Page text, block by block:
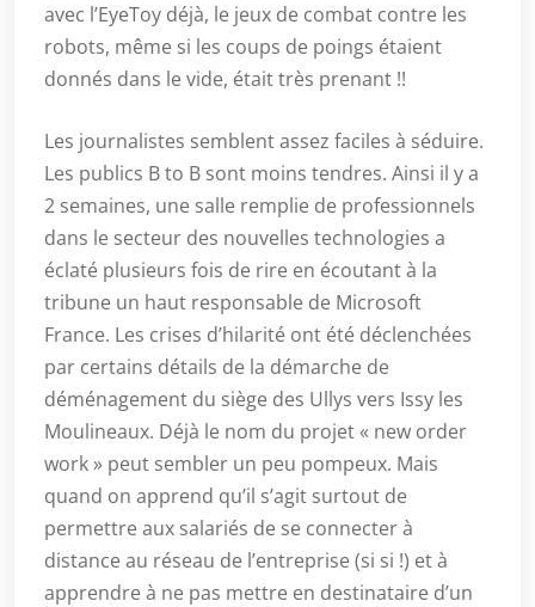
avec l’EyeToy déjà, le jeux de combat contre les
robots, même si les coups de poings étaient
donnés dans le vide, était très prenant !!
Les journalistes semblent assez faciles à séduire.
Les publics B to B sont moins tendres. Ainsi il y a
2 semaines, une salle remplie de professionnels
dans le secteur des nouvelles technologies a
éclaté plusieurs fois de rire en écoutant à la
tribune un haut responsable de Microsoft
France. Les crises d’hilarité ont été déclenchées
par certains détails de la démarche de
déménagement du siège des Ullys vers Issy les
Moulineaux. Déjà le nom du projet « new order
work » peut sembler un peu pompeux. Mais
quand on apprend qu’il s’agit surtout de
permettre aux salariés de se connecter à
distance au réseau de l’entreprise (si si !) et à
apprendre à ne pas mettre en destinataire d’un